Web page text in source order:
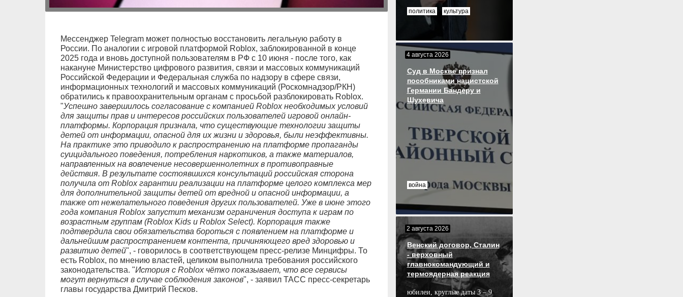
Мессенджер Telegram может полностью восстановить легальную работу в
России. По аналогии с игровой платформой Roblox, заблокированной в конце
2025 года и вновь доступной пользователям в РФ с 10 июня - после того, как
накануне Министерство цифрового развития, связи и массовых коммуникаций
Российской Федерации и Федеральная служба по надзору в сфере связи,
информационных технологий и массовых коммуникаций (Роскомнадзор/РКН)
обратились к правоохранительным органам с просьбой разблокировать Roblox.
"Успешно завершилось согласование с компанией Roblox необходимых условий
для защиты прав и интересов российских пользователей игровой онлайн-
платформы. Корпорация признала, что существующие технологии защиты
детей от информации, опасной для их жизни и здоровья, были неэффективны.
На практике это приводило к распространению на платформе пропаганды
суицидального поведения, потребления наркотиков, а также материалов,
направленных на вовлечение несовершеннолетних в противоправные
действия. В результате состоявшихся консультаций российская сторона
получила от Roblox гарантии реализации на платформе целого комплекса мер
для дополнительной защиты детей от вредной и опасной информации, а
также от нежелательного поведения других пользователей. Уже в июне этого
года компания Roblox запустит механизм ограничения доступа к играм по
возрастным группам (Roblox Kids и Roblox Select). Корпорация также
подтвердила свои обязательства бороться с появлением на платформе и
дальнейшим распространением контента, причиняющего вред здоровью и
развитию детей", - говорилось в соответствующем пресс-релизе Минцифры. То
есть Roblox, по мнению властей, целиком выполнила требования российского
законодательства. "История с Roblox чётко показывает, что все сервисы
могут вернуться в случае соблюдения законов", - заявил ТАСС пресс-секретарь
главы государства Дмитрий Песков.
политика культура
4 августа 2026
Суд в Москве признал
пособниками нацистской
Германии Бандеру и
Шухевича
война
2 августа 2026
Венский договор, Сталин
- верховный
главнокомандующий и
термоядерная реакция
юбилеи, круглые даты 3 – 9